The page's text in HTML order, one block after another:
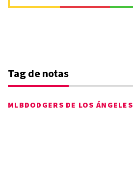
Tag de notas
MLBDODGERS DE LOS ÁNGELES